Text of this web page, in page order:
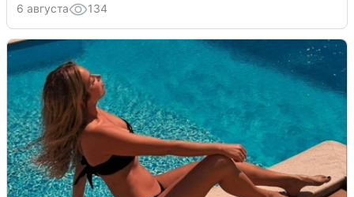
6 августа 134